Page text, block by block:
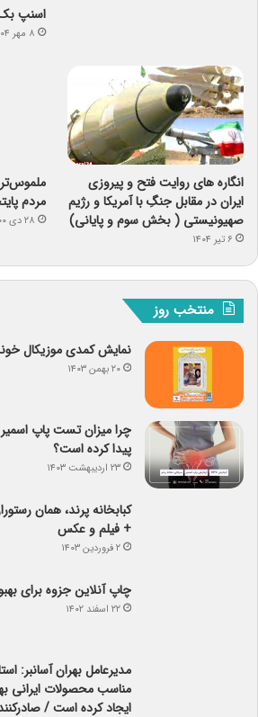
اسنپ
۸ مهر ۱۴۰۴
انگاره های روایت فتح و پیروزی
ایران در مقابل جنگِ با آمریکا و رژیم
صهیونیستی ( بخش سوم و پایانی)
۶ تیر ۱۴۰۴
منتخب روز
نمایش کمدی موزیکال
۲۰ بهمن ۱۴۰۳
پیدا کرده است؟
۲۳ اردیبهشت ۱۴۰۳
کبابخانه پرند، همان
+ فیلم و عکس
۲ فروردین ۱۴۰۳
چاپ آنلاین جزوه برای
۲۲ اسفند ۱۴۰۲
مدیرعامل بهران آسانبر:
مناسب محصولات ایرانی